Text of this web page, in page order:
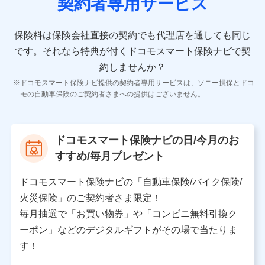
者の氏名、住所、生年月日、性別、保険契約者と被保険
報、建物の構造や築年数などの情報、ペットの種類や年
齢などの情報などが含まれます。
【共同して利用する者の範囲】
当社
当社又は株式会社NTTドコモが提供する保険関連サービ
スにおけるユーザ登録受付および管理のため
を受けている保険会社・提携会社の保険その他に関する
情報を提供するため、また維持管理等の委託業務遂行の
ため、またそれらに付帯、関連する当社、株式会社NTT
ドコモおよび提携会社のサービスを案内、提供するため
（各サービスで取得したサービス利用履歴、ウェブサイ
トの閲覧履歴、購買履歴、ご契約内容等のパーソナルデ
ータを分析して、お客さまの趣味・嗜好・傾向に応じた
契約者専用サービス
保険料は保険会社直接の契約でも代理店を通しても同じ
です。 それなら特典が付くドコモスマート保険ナビで契
約しませんか？
ドコモスマート保険ナビ提供の契約者専用サービスは、ソニー損保とドコ
モの自動車保険のご契約者さまへの提供はございません。
ドコモスマート保険ナビの日/今月のお
すすめ/毎月プレゼント
ドコモスマート保険ナビの「自動車保険/バイク保険/
火災保険」のご契約者さま限定！
毎月抽選で「お買い物券」や「コンビニ無料引換ク
ーポン」などのデジタルギフトがその場で当たりま
す！